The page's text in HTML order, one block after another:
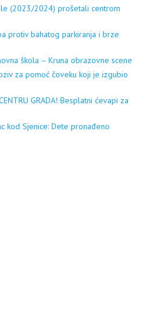
(2023/2024) prošetali centrom
protiv bahatog parkiranja i brze
škola – Kruna obrazovne scene
za pomoć čoveku koji je izgubio
GRADA! Besplatni ćevapi za
kod Sjenice: Dete pronađeno